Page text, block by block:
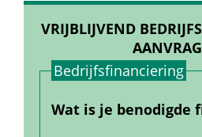
VRIJBLIJVEND
Bedrijfs­financiering
Wat is je benodigde